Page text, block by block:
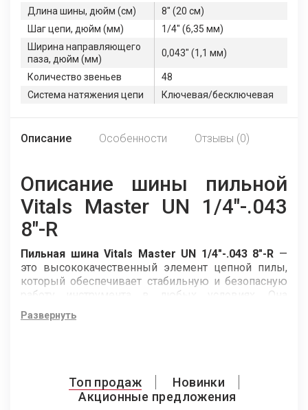
Длина шины, дюйм (см)
8" (20 см)
Шаг цепи, дюйм (мм)
1/4" (6,35 мм)
Ширина направляющего
паза, дюйм (мм)
0,043" (1,1 мм)
Количество звеньев
48
Система натяжения цепи
Ключевая/бесключевая
Описание Особенности Отзывы (0)
Описание шины пильной
Vitals Master UN 1/4"-.043
8"-R
Пильная шина Vitals Master UN 1/4"-.043 8"-R —
это высококачественный элемент цепной пилы,
который обеспечивает стабильную и безопасную
работу инструмента в любых условиях. Она
создана с учётом потребностей как
профессионалов, так и требовательных
шина Vitals Master UN 1/4"-.043 8"-R
повышенной износостойкостью, устойчивостью к
Развернуть
Топ продаж
Новинки
Акционные предложения